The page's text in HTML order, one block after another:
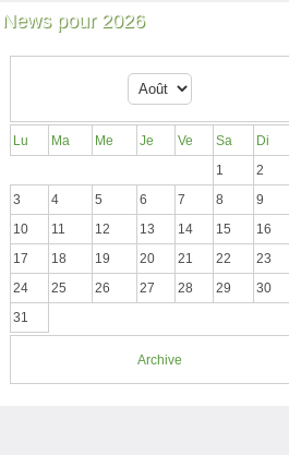
News pour 2026
Lu Ma Me Je Ve Sa
Di
1
2
3
4 5 6 7 8
9
10
11 12 13 14 15
16
17
18 19 20 21 22
23
24
25 26 27 28 29
30
31
Archive